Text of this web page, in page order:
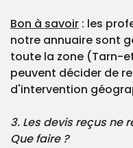
Bon à savoir : les
notre annuaire sont
toute la zone (Tarn-
peuvent décider de
d'intervention
3. Les devis reçus ne
Que faire ?